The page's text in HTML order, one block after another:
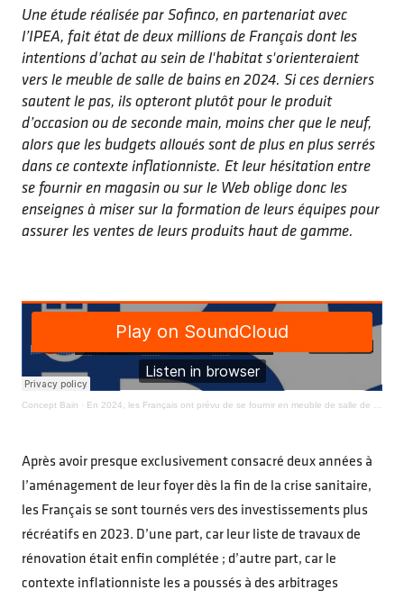
Une étude réalisée par Sofinco, en partenariat avec
l’IPEA, fait état de deux millions de Français dont les
intentions d’achat au sein de l'habitat s'orienteraient
vers le meuble de salle de bains en 2024. Si ces derniers
sautent le pas, ils opteront plutôt pour le produit
d’occasion ou de seconde main, moins cher que le neuf,
alors que les budgets alloués sont de plus en plus serrés
dans ce contexte inflationniste. Et leur hésitation entre
se fournir en magasin ou sur le Web oblige donc les
enseignes à miser sur la formation de leurs équipes pour
assurer les ventes de leurs produits haut de gamme.
Concept Bain · En 2024, les Français ont prévu de se fournir en meuble de salle de bains
Après avoir presque exclusivement consacré deux années à
l’aménagement de leur foyer dès la fin de la crise sanitaire,
les Français se sont tournés vers des investissements plus
récréatifs en 2023. D’une part, car leur liste de travaux de
rénovation était enfin complétée ; d’autre part, car le
contexte inflationniste les a poussés à des arbitrages